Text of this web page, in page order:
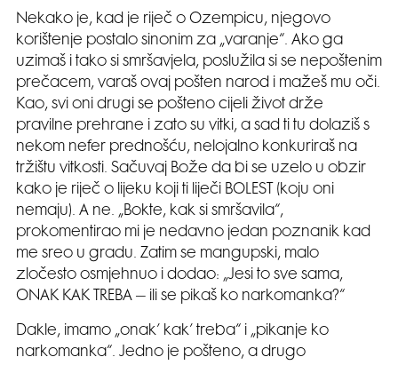
Nekako je, kad je riječ o Ozempicu, njegovo
korištenje postalo sinonim za „varanje“. Ako ga
uzimaš i tako si smršavjela, poslužila si se nepoštenim
prečacem, varaš ovaj pošten narod i mažeš mu oči.
Kao, svi oni drugi se pošteno cijeli život drže
pravilne prehrane i zato su vitki, a sad ti tu dolaziš s
nekom nefer prednošću, nelojalno konkuriraš na
tržištu vitkosti. Sačuvaj Bože da bi se uzelo u obzir
kako je riječ o lijeku koji ti liječi BOLEST (koju oni
nemaju). A ne. „Bokte, kak si smršavila“,
prokomentirao mi je nedavno jedan poznanik kad
me sreo u gradu. Zatim se mangupski, malo
zločesto osmjehnuo i dodao: „Jesi to sve sama,
ONAK KAK TREBA – ili se pikaš ko narkomanka?“
Dakle, imamo „onak’ kak’ treba“ i „pikanje ko
narkomanka“. Jedno je pošteno, a drugo